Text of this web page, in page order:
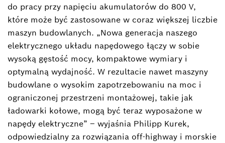
do pracy przy napięciu akumulatorów do 800 V,
które może być zastosowane w coraz większej liczbie
maszyn budowlanych. „Nowa generacja naszego
elektrycznego układu napędowego łączy w sobie
wysoką gęstość mocy, kompaktowe wymiary i
optymalną wydajność. W rezultacie nawet maszyny
budowlane o wysokim zapotrzebowaniu na moc i
ograniczonej przestrzeni montażowej, takie jak
ładowarki kołowe, mogą być teraz wyposażone w
napędy elektryczne” – wyjaśnia Philipp Kurek,
odpowiedzialny za rozwiązania off-highway i morskie